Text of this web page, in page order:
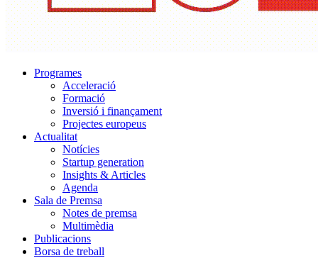
Programes
Acceleració
Formació
Inversió i finançament
Projectes europeus
Actualitat
Notícies
Startup generation
Insights & Articles
Agenda
Sala de Premsa
Notes de premsa
Multimèdia
Publicacions
Borsa de treball